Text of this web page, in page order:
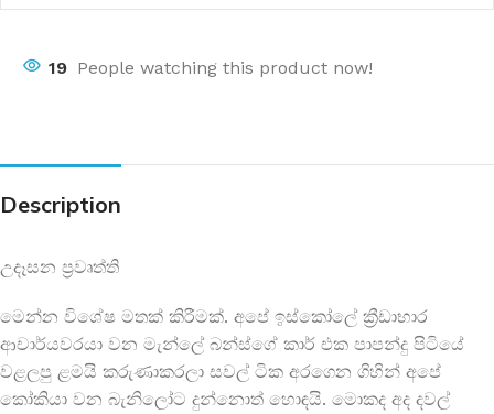
19 People watching this product now!
Description
උදෑසන ප්‍රවෘත්ති
මෙන්න විශේෂ මතක් කිරීමක්. අපේ ඉස්කෝලේ ක්‍රීඩාභාර
ආචාර්යවරයා වන මැන්ලේ බන්ස්ගේ කාර් එක පාපන්දු පිටියේ
වළලපු ළමයි කරුණාකරලා සවල් ටික අරගෙන ගිහින් අපේ
කෝකියා වන බැනිලෝට දුන්නොත් හොඳයි. මොකද අද දවල්